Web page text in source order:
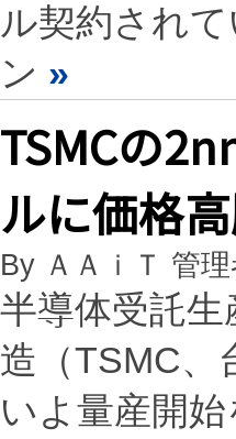
ル契約され
ン »
TSMCの
ルに価格
By ＡＡｉＴ 管理
半導体受託
造（TSMC、
いよ量産開